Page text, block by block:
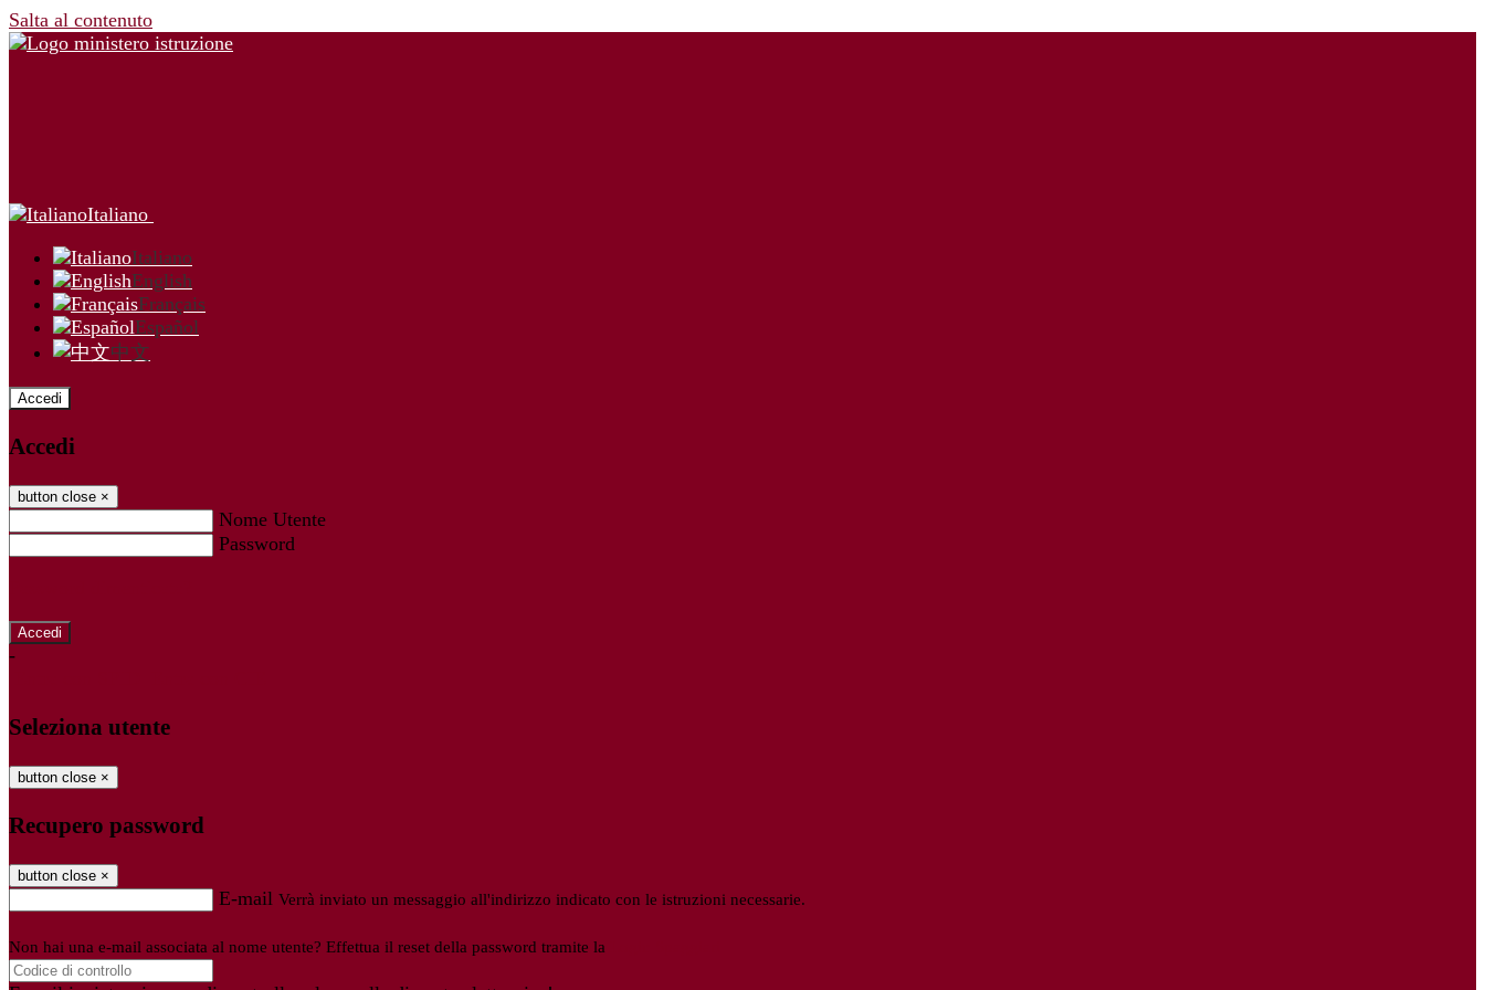
Salta al contenuto
Italiano
Italiano
English
Français
Español
中文
Accedi
Accedi
button close ×
Nome Utente
Password
-
Seleziona utente
button close ×
Recupero password
button close ×
E-mail Verrà inviato un messaggio all'indirizzo indicato con le istruzioni necessarie.
Non hai una e-mail associata al nome utente? Effettua il reset della password tramite la